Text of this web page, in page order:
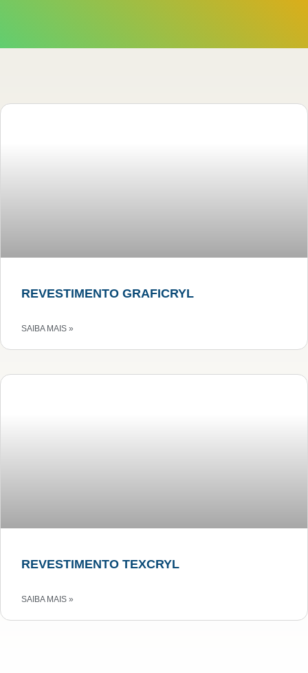
REVESTIMENTO GRAFICRYL
SAIBA MAIS »
REVESTIMENTO TEXCRYL
SAIBA MAIS »